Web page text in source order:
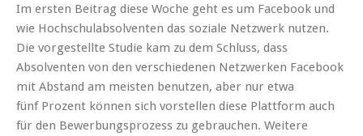
Im ersten Beitrag diese Woche geht es um Facebook und
wie Hochschulabsolventen das soziale Netzwerk nutzen.
Die vorgestellte Studie kam zu dem Schluss, dass
Absolventen von den verschiedenen Netzwerken Facebook
mit Abstand am meisten benutzen, aber nur etwa
fünf Prozent können sich vorstellen diese Plattform auch
für den Bewerbungsprozess zu gebrauchen. Weitere